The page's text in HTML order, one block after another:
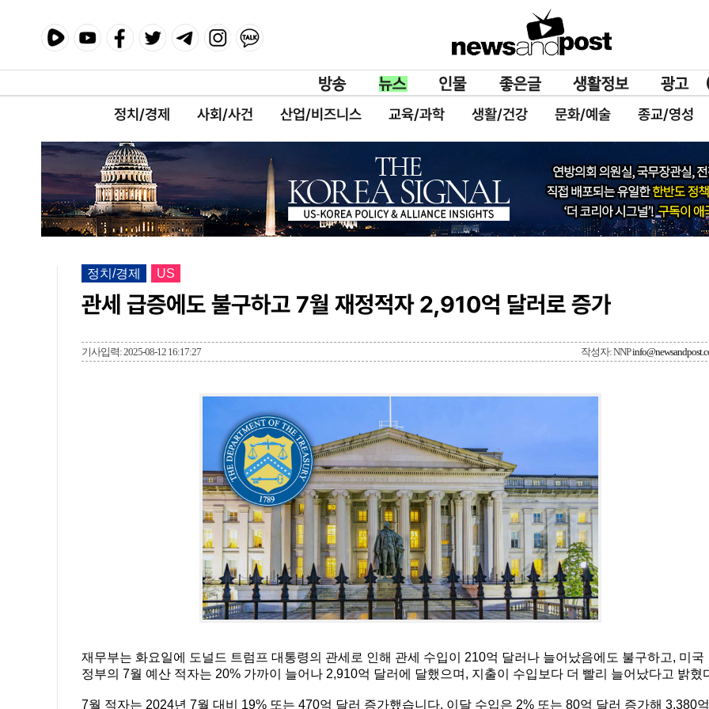
정치/경제 사회/사건 산업/비즈니스 교육/과학 생활/건강 문화/예술 종교/영성
정치/경제 US
관세 급증에도 불구하고 7월 재정적자 2,910억 달러로 증가
기사입력: 2025-08-12 16:17:27 작성자: NNP
재무부는 화요일에 도널드 트럼프 대통령의 관세로 인해 관세 수입이 210억 달러나 늘어났음에도 불구하고, 미국
정부의 7월 예산 적자는 20% 가까이 늘어나 2,910억 달러에 달했으며, 지출이 수입보다 더 빨리 늘어났다고 밝혔
7월 적자는 2024년 7월 대비 19% 또는 470억 달러 증가했습니다. 이달 수입은 2% 또는 80억 달러 증가해 3,380억